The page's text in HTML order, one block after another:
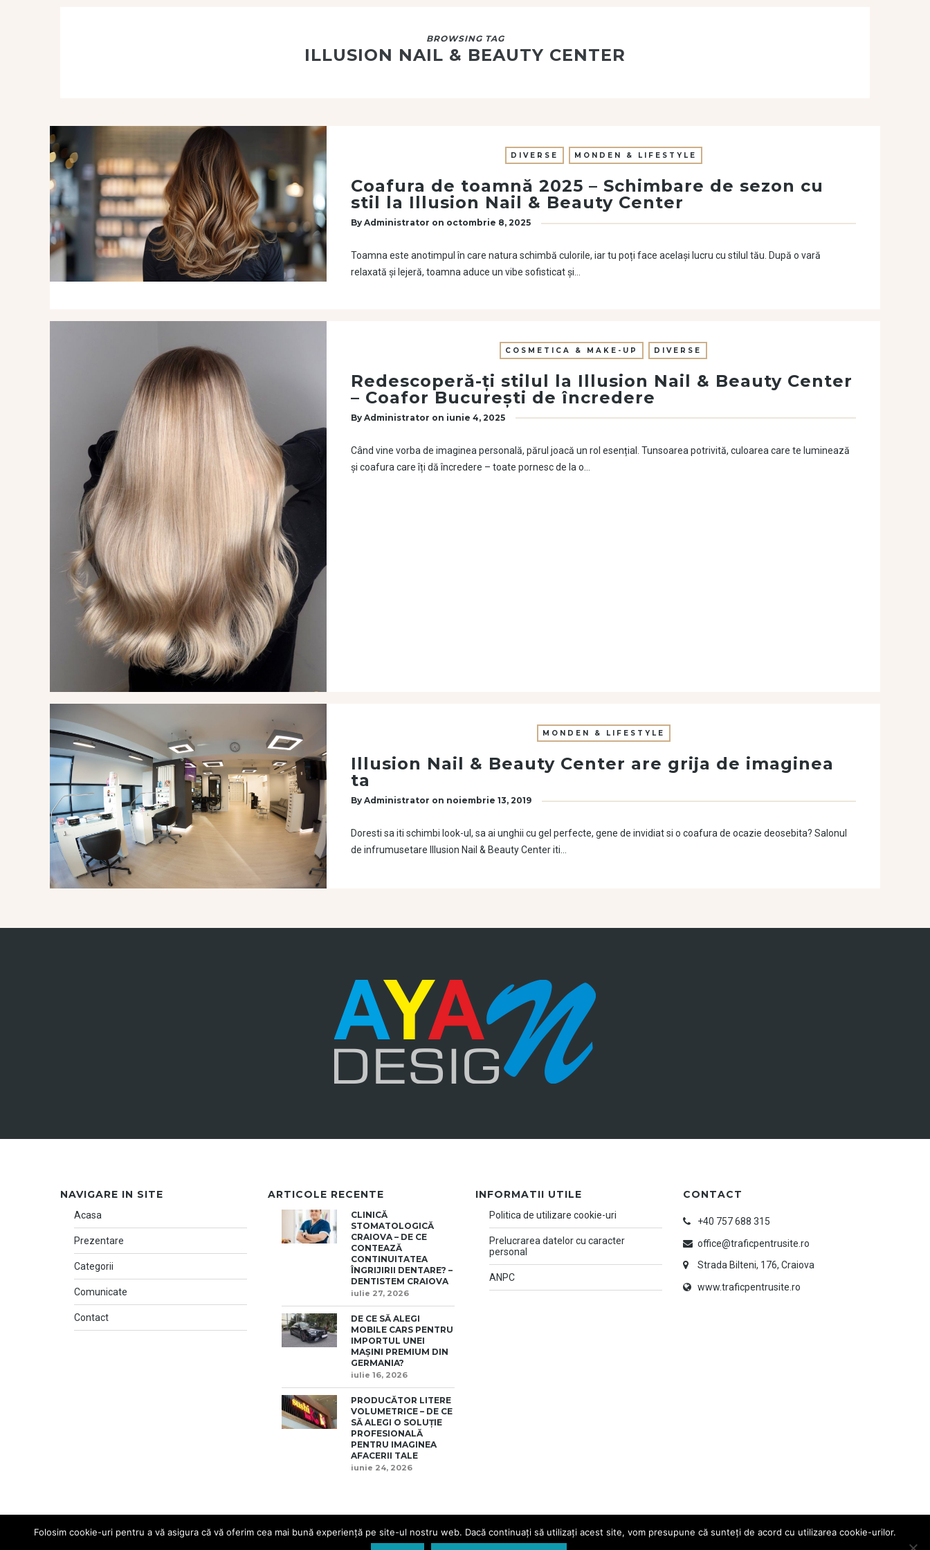
BROWSING TAG
ILLUSION NAIL & BEAUTY CENTER
DIVERSE MONDEN & LIFESTYLE
Coafura de toamnă 2025 – Schimbare de sezon cu
stil la Illusion Nail & Beauty Center
By Administrator on octombrie 8, 2025
Toamna este anotimpul în care natura schimbă culorile, iar tu poți face același lucru cu stilul tău. După o vară
relaxată și lejeră, toamna aduce un vibe sofisticat și…
COSMETICA & MAKE-UP DIVERSE
Redescoperă-ți stilul la Illusion Nail & Beauty Center
– Coafor București de încredere
By Administrator on iunie 4, 2025
Când vine vorba de imaginea personală, părul joacă un rol esențial. Tunsoarea potrivită, culoarea care te luminează
și coafura care îți dă încredere – toate pornesc de la o…
MONDEN & LIFESTYLE
Illusion Nail & Beauty Center are grija de imaginea
ta
By Administrator on noiembrie 13, 2019
Doresti sa iti schimbi look-ul, sa ai unghii cu gel perfecte, gene de invidiat si o coafura de ocazie deosebita? Salonul
de infrumusetare Illusion Nail & Beauty Center iti…
NAVIGARE IN SITE
Acasa
Prezentare
Categorii
Comunicate
Contact
ARTICOLE RECENTE
CLINICĂ
STOMATOLOGICĂ
CRAIOVA – DE CE
CONTEAZĂ
CONTINUITATEA
ÎNGRIJIRII DENTARE? –
DENTISTEM CRAIOVA
iulie 27, 2026
DE CE SĂ ALEGI
MOBILE CARS PENTRU
IMPORTUL UNEI
MAȘINI PREMIUM DIN
GERMANIA?
iulie 16, 2026
PRODUCĂTOR LITERE
VOLUMETRICE – DE CE
SĂ ALEGI O SOLUȚIE
PROFESIONALĂ
PENTRU IMAGINEA
AFACERII TALE
iunie 24, 2026
INFORMATII UTILE
Politica de utilizare cookie-uri
Prelucrarea datelor cu caracter
personal
ANPC
CONTACT
+40 757 688 315
office@traficpentrusite.ro
Strada Bilteni, 176, Craiova
www.traficpentrusite.ro
Folosim cookie-uri pentru a vă asigura că vă oferim cea mai bună experiență pe site-ul nostru web. Dacă continuați să utilizați acest site, vom presupune că sunteți de acord cu utilizarea cookie-urilor.